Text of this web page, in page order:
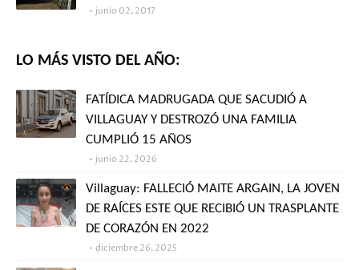
junio 02, 2017
LO MÁS VISTO DEL AÑO:
FATÍDICA MADRUGADA QUE SACUDIÓ A
VILLAGUAY Y DESTROZÓ UNA FAMILIA
CUMPLIÓ 15 AÑOS
junio 22, 2026
Villaguay: FALLECIÓ MAITE ARGAIN, LA JOVEN
DE RAÍCES ESTE QUE RECIBIÓ UN TRASPLANTE
DE CORAZÓN EN 2022
diciembre 26, 2025